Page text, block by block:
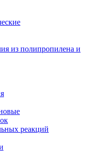
из полипропилена и
реакций